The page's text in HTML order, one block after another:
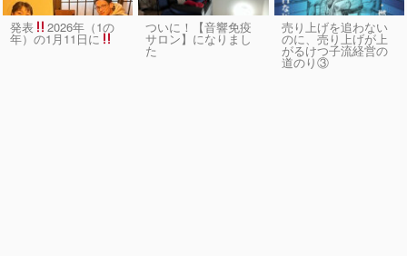
発表 2026年（1の
年）の1月11日に
ついに！【音響免疫
サロン】になりまし
た
売り上げを追わない
のに、売り上げが上
がるけつ子流経営の
道のり③